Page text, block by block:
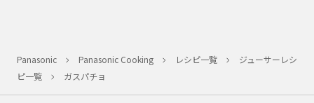
Panasonic Panasonic Cooking レシピ一覧
ジューサーレシ
ピ一覧
ガスパチョ